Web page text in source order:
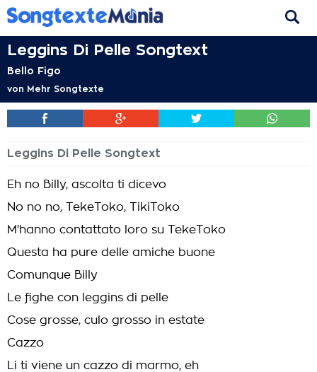
Leggins Di Pelle Songtext
Bello Figo
von Mehr Songtexte
Leggins Di Pelle Songtext
Eh no Billy, ascolta ti dicevo
No no no, TekeToko, TikiToko
M'hanno contattato loro su TekeToko
Questa ha pure delle amiche buone
Comunque Billy
Le fighe con leggins di pelle
Cose grosse, culo grosso in estate
Cazzo
Li ti viene un cazzo di marmo, eh